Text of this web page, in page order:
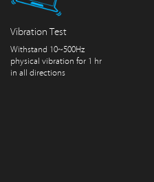
Vibration Test
Withstand 10~500Hz
physical vibration for 1 hr
in all directions